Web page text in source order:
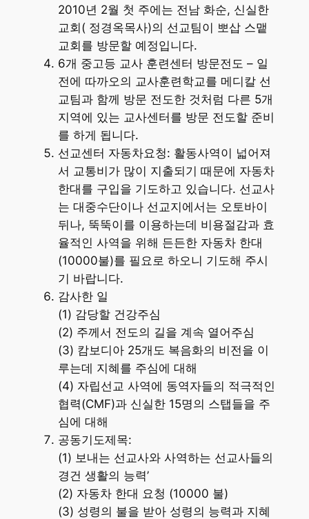
2010년 2월 첫 주에는 전남 화순, 신실한
교회( 정경옥목사)의 선교팀이 뽀삽 스맽
교회를 방문할 예정입니다.
6개 중고등 교사 훈련센터 방문전도 – 일
전에 따까오의 교사훈련학교를 메디칼 선
교팀과 함께 방문 전도한 것처럼 다른 5개
지역에 있는 교사센터를 방문 전도할 준비
를 하게 됩니다.
선교센터 자동차요청: 활동사역이 넓어져
서 교통비가 많이 지출되기 때문에 자동차
한대를 구입을 기도하고 있습니다. 선교사
는 대중수단이나 선교지에서는 오토바이
뒤나, 뚝뚝이를 이용하는데 비용절감과 효
율적인 사역을 위해 든든한 자동차 한대
(10000불)를 필요로 하오니 기도해 주시
기 바랍니다.
감사한 일
(1) 감당할 건강주심
(2) 주께서 전도의 길을 계속 열어주심
(3) 캄보디아 25개도 복음화의 비전을 이
루는데 지혜를 주심에 대해
(4) 자립선교 사역에 동역자들의 적극적인
협력(CMF)과 신실한 15명의 스탭들을 주
심에 대해
공동기도제목:
(1) 보내는 선교사와 사역하는 선교사들의
경건 생활의 능력’
(2) 자동차 한대 요청 (10000 불)
(3) 성령의 불을 받아 성령의 능력과 지혜